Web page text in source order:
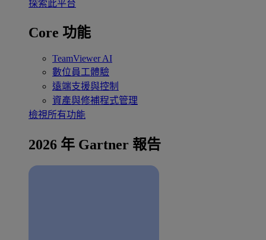
探索此平台
Core 功能
TeamViewer AI
數位員工體驗
遠端支援與控制
資產與修補程式管理
檢視所有功能
2026 年 Gartner 報告